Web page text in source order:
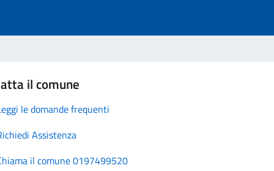
il comune
le domande frequenti
Assistenza
il comune 0197499520